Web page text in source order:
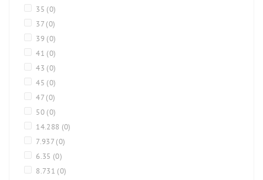
35 (0)
37 (0)
39 (0)
41 (0)
43 (0)
45 (0)
47 (0)
50 (0)
14.288 (0)
7.937 (0)
6.35 (0)
8.731 (0)